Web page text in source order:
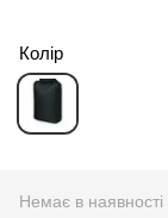
Колір
Немає в наявності